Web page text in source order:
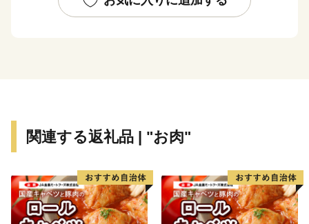
物愛護に関する
す。
なりましたが、
当時の尼崎城西三の丸エリアにあたる尼崎城址公園内に
本丸の一部である
関連する返礼品 | "お肉"